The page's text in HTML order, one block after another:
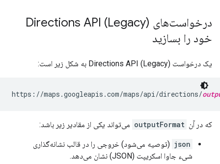
درخواست‌های Directions API (Legacy)
خود را بسازید
یک درخواست Directions API (Legacy) به شکل زیر است:
https://maps.googleapis.com/maps/api/directions/
که در آن outputFormat می‌تواند یکی از مقادیر زیر باشد:
json (توصیه می‌شود) خروجی را در قالب نشانه‌گذاری
شیء جاوا اسکریپت (JSON) نشان می‌دهد.